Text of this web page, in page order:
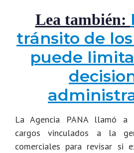
Lea también:
tránsito de
puede
La Agencia PANA llamó a
cargos vinculados a la
comerciales para revisar si